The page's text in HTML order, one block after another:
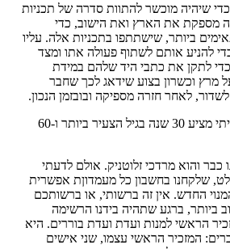
שיהיה מוכשר להתוות סדרה של תכניות
מספקת את הארץ ואת הישוב, כדי
ביותר, שישתתפו בתכניות אלה. עליו
להניע אותם לשתוף פעולה אתו ומצד
לתקן את כתבי היד שלהם במידת
מרץ וכשרון בצוע שידאג לכך שחבר
לשדור, לאחר חזרה מספיקה ובובזמן הנכון.
אשר לגבולות של הגיל הייתי מציע 30 שנה בגיל הצעיר ביותר ו-60
והוא מרדכי זלוטניק. אולם לדעתי
שלקחנו בחשבון כל מעמדוןת אפשרית
החדש. אין זה ברשותי, או ברשותכם
ביותר, ברגע שתהיה בידנו הרשימה
הראשי למנות ועדת ועדת בוררים. היא
המזכיר הראשי עצמו, שני אישים